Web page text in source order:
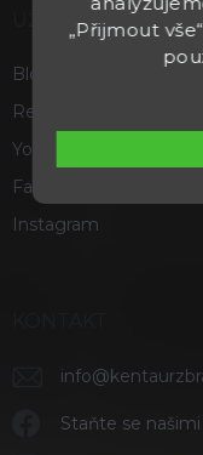
„Přijmout
UŽITEČNÉ
Blog
Recenze a hodnocení
Youtube
Facebook
Instagram
info@
Staňte se